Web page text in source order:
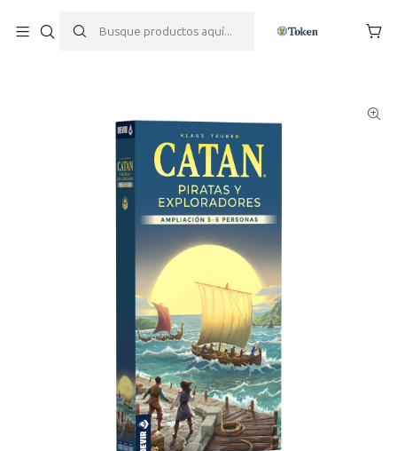
Catan: Piratas y Exploradores de Catan – Ampliación 5 y 6
Jugadores